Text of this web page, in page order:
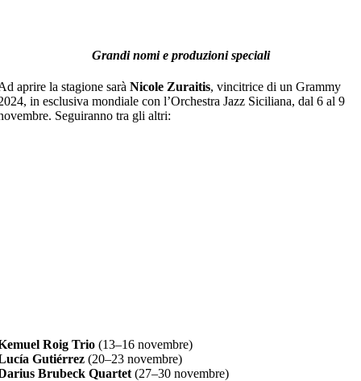
Grandi nomi e produzioni speciali
aprire la stagione saràNicole Zuraitis, vincitrice di un Grammy
in esclusiva mondiale con l’Orchestra Jazz Siciliana, dal 6 al 9
Seguiranno tra gli altri:
Roig Trio (13–16 novembre)
Gutiérrez (20–23 novembre)
Brubeck Quartet (27–30 novembre)